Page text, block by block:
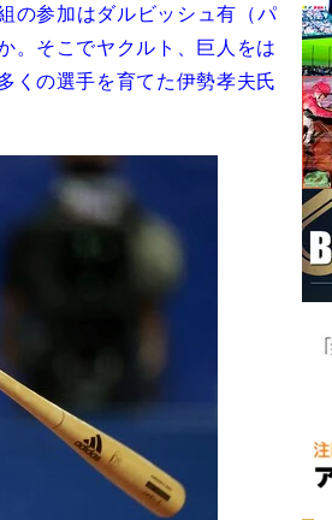
の参加はダルビッシュ有（パ
。そこでヤクルト、巨人をは
くの選手を育てた伊勢孝夫氏